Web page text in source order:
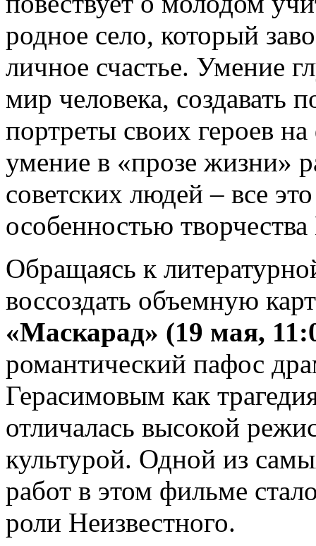
родное село, который
личное счастье. Умение
мир человека, создавать
портреты своих героев
умение в «прозе жизни»
советских людей – все
особенностью
Обращаясь к
воссоздать объемную
«Маскарад» (19 мая,
романтический пафос
Герасимовым как
отличалась высокой
культурой. Одной из
работ в этом фильме
роли Неизвестного.